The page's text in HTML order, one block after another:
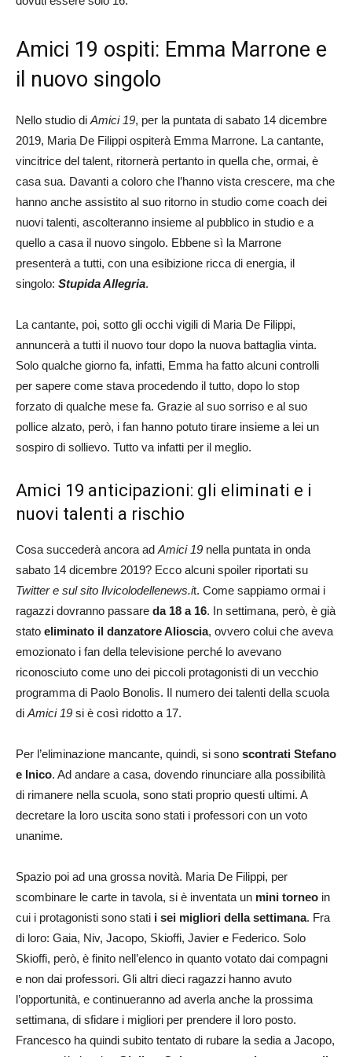
Amici 19 ospiti: Emma Marrone e
il nuovo singolo
Nello studio diAmici 19, per la puntata di sabato 14 dicembre
2019, Maria De Filippi ospiterà Emma Marrone. La cantante,
vincitrice del talent, ritornerà pertanto in quella che, ormai, è
casa sua. Davanti a coloro che l’hanno vista crescere, ma che
hanno anche assistito al suo ritorno in studio come coach dei
nuovi talenti, ascolteranno insieme al pubblico in studio e a
quello a casa il nuovo singolo. Ebbene sì la Marrone
presenterà a tutti, con una esibizione ricca di energia, il
singolo: Stupida Allegria.
La cantante, poi, sotto gli occhi vigili di Maria De Filippi,
annuncerà a tutti il nuovo tour dopo la nuova battaglia vinta.
Solo qualche giorno fa, infatti, Emma ha fatto alcuni controlli
per sapere come stava procedendo il tutto, dopo lo stop
forzato di qualche mese fa. Grazie al suo sorriso e al suo
pollice alzato, però, i fan hanno potuto tirare insieme a lei un
sospiro di sollievo. Tutto va infatti per il meglio.
Amici 19 anticipazioni: gli eliminati e i
nuovi talenti a rischio
Cosa succederà ancora adAmici 19 nella puntata in onda
sabato 14 dicembre 2019? Ecco alcuni spoiler riportati su
Twitter e sul sito Ilvicolodellenews.it. Come sappiamo ormai i
ragazzi dovranno passare da 18 a 16. In settimana, però, è già
stato eliminato il danzatore Alioscia, ovvero colui che aveva
emozionato i fan della televisione perché lo avevano
riconosciuto come uno dei piccoli protagonisti di un vecchio
programma di Paolo Bonolis. Il numero dei talenti della scuola
diAmici 19 si è così ridotto a 17.
Per l’eliminazione mancante, quindi, si sono scontrati Stefano
e Inico. Ad andare a casa, dovendo rinunciare alla possibilità
di rimanere nella scuola, sono stati proprio questi ultimi. A
decretare la loro uscita sono stati i professori con un voto
unanime.
Spazio poi ad una grossa novità. Maria De Filippi, per
scombinare le carte in tavola, si è inventata un mini torneo in
cui i protagonisti sono stati i sei migliori della settimana. Fra
di loro: Gaia, Niv, Jacopo, Skioffi, Javier e Federico. Solo
Skioffi, però, è finito nell’elenco in quanto votato dai compagni
e non dai professori. Gli altri dieci ragazzi hanno avuto
l’opportunità, e continueranno ad averla anche la prossima
settimana, di sfidare i migliori per prendere il loro posto.
Francesco ha quindi subito tentato di rubare la sedia a Jacopo,